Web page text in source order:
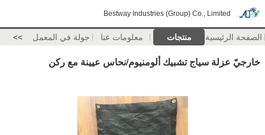
Bestway Industries (Group) Co., Limited
الصفحة الرئيسية منتجات معلومات عنا جولة في المعمل >>
خارجيّ عزلة سياج تشبيك ألومنيوم/نحاس عيينة مع ركن